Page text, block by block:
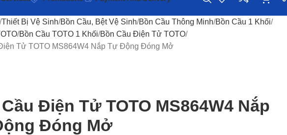
Thiết Bị Vệ Sinh Bồn Cầu, Bệt Vệ Sinh Bồn Cầu Thông Minh Bồn Cầu 1 Khối
Bồn Cầu TOTO 1 Khối Bồn Cầu Điện Tử TOTO
Tử TOTO MS864W4 Nắp Tự Động Đóng Mở
Điện Tử TOTO MS864W4 Nắp
Đóng Mở